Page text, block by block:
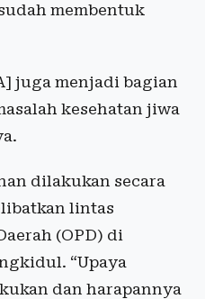
membentuk
juga menjadi bagian
kesehatan jiwa
dilakukan secara
lintas
(OPD) di
“Upaya
dan harapannya